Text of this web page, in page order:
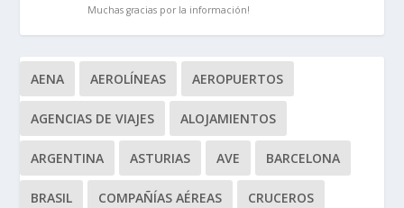
Muchas gracias por la información!
AENA AEROLÍNEAS AEROPUERTOS
AGENCIAS DE VIAJES ALOJAMIENTOS
ARGENTINA ASTURIAS AVE BARCELONA
BRASIL COMPAÑÍAS AÉREAS CRUCEROS